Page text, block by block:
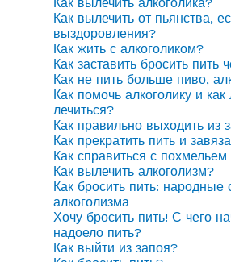
Как вылечить от пьянства,
выздоровления?
Как жить с алкоголиком?
Как заставить бросить пить
Как не пить больше пиво,
Как помочь алкоголику и
лечиться?
Как правильно выходить из
Как прекратить пить и
Как справиться с
Как вылечить алкоголизм?
Как бросить пить: народные
алкоголизма
Хочу бросить пить! С чего
надоело пить?
Как выйти из запоя?